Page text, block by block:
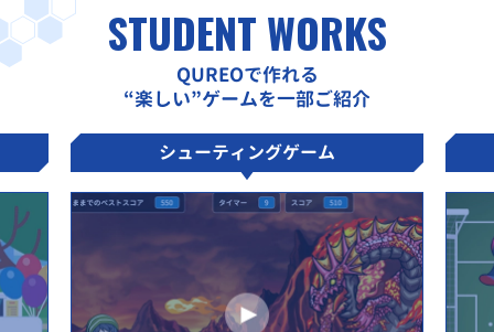
STUDENT WORKS
QUREOで作れる
“楽しい”ゲームを一部ご紹介
シューティングゲーム